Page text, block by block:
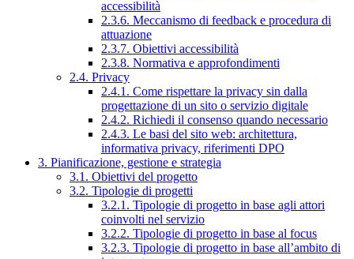
accessibilità
2.3.6. Meccanismo di feedback e procedura di
attuazione
2.3.7. Obiettivi accessibilità
2.3.8. Normativa e approfondimenti
2.4. Privacy
2.4.1. Come rispettare la privacy sin dalla
progettazione di un sito o servizio digitale
2.4.2. Richiedi il consenso quando necessario
2.4.3. Le basi del sito web: architettura,
informativa privacy, riferimenti DPO
3. Pianificazione, gestione e strategia
3.1. Obiettivi del progetto
3.2. Tipologie di progetti
3.2.1. Tipologie di progetto in base agli attori
coinvolti nel servizio
3.2.2. Tipologie di progetto in base al focus
3.2.3. Tipologie di progetto in base all’ambito di